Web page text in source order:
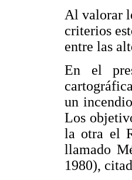
Al valorar
criterios
entre las
En el
un
Los
la otra el
llamado
1980),